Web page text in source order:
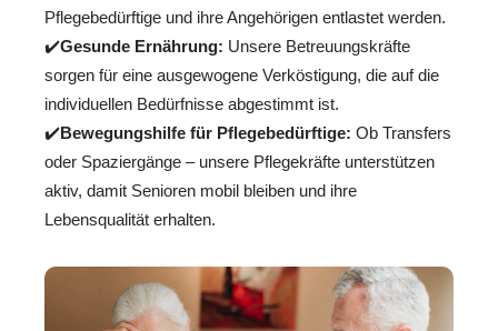
Pflegebedürftige und ihre Angehörigen entlastet werden.
✔️Gesunde Ernährung: Unsere Betreuungskräfte
sorgen für eine ausgewogene Verköstigung, die auf die
individuellen Bedürfnisse abgestimmt ist.
✔️Bewegungshilfe für Pflegebedürftige: Ob Transfers
oder Spaziergänge – unsere Pflegekräfte unterstützen
aktiv, damit Senioren mobil bleiben und ihre
Lebensqualität erhalten.